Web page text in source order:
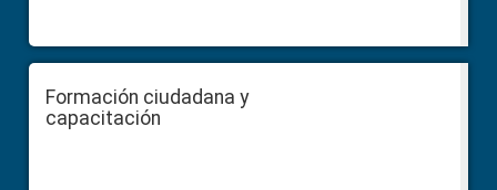
Formación ciudadana y
capacitación